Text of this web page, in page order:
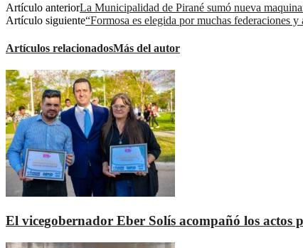
Artículo anteriorLa Municipalidad de Pirané sumó nueva
Artículo siguiente“Formosa es elegida por muchas federaciones
Artículos relacionadosMás del autor
El vicegobernador Eber Solís acompañó los actos